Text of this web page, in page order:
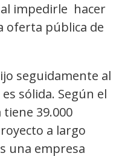
impedirle hacer
oferta pública de
seguidamente al
sólida. Según el
tiene 39.000
a largo
una empresa